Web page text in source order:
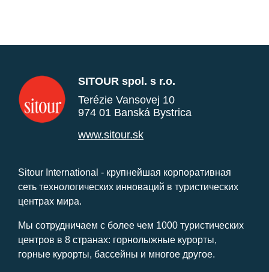
SITOUR spol. s r.o.
Terézie Vansovej 10
974 01 Banská Bystrica
www.sitour.sk
Sitour International - крупнейшая корпоративная
сеть технологических инноваций в туристических
центрах мира.
Мы сотрудничаем с более чем 1000 туристических
центров в 8 странах: горнолыжные курорты,
горные курорты, бассейны и многое другое.